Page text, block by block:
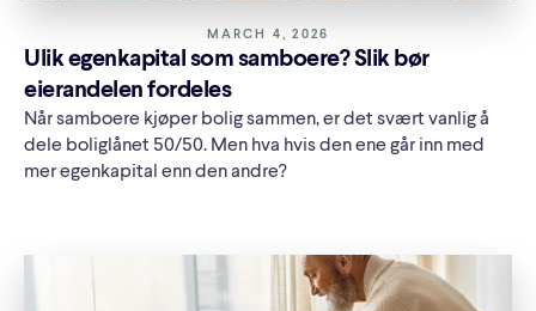
MARCH 4, 2026
Ulik egenkapital som samboere? Slik bør
eierandelen fordeles
Når samboere kjøper bolig sammen, er det svært vanlig å
dele boliglånet 50/50. Men hva hvis den ene går inn med
mer egenkapital enn den andre?